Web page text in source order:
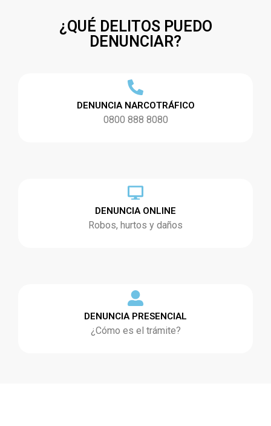
¿QUÉ DELITOS PUEDO
DENUNCIAR?
DENUNCIA NARCOTRÁFICO
0800 888 8080
DENUNCIA ONLINE
Robos, hurtos y daños
DENUNCIA PRESENCIAL
¿Cómo es el trámite?